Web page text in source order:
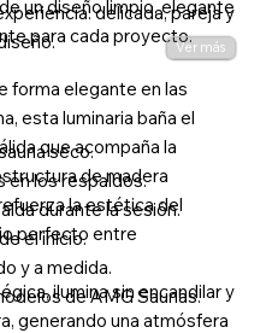
un diseño limpio, elegante
para cada proyecto.
seco.
en los respaldos.
durante la sesión.
el inicio.
y a medida.
de AMG Saunas.
delicada, pareja y
Ver más
forma elegante en las
esta luminaria baña el
que acompaña la
de madera
la estética del
perfecto entre
ilumina sin encandilar y
generando una atmósfera